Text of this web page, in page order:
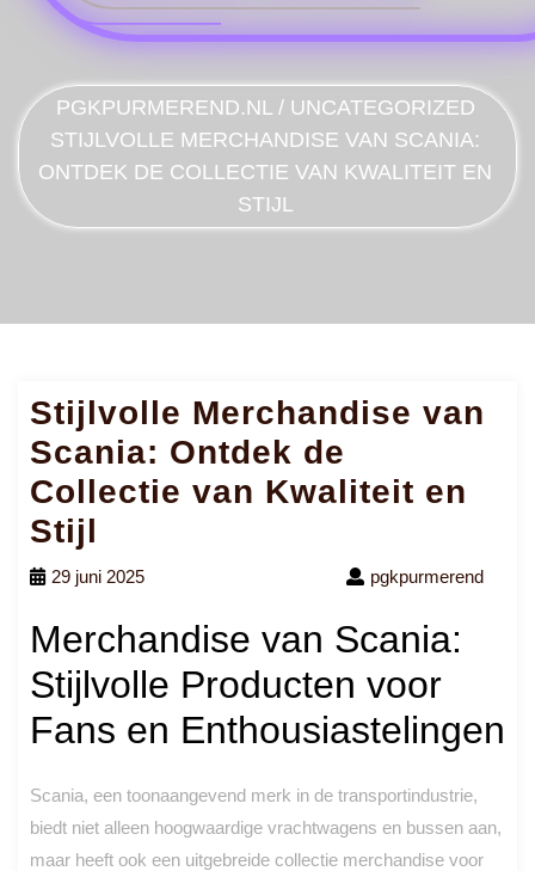
PGKPURMEREND.NL / UNCATEGORIZED
STIJLVOLLE MERCHANDISE VAN SCANIA:
ONTDEK DE COLLECTIE VAN KWALITEIT EN
STIJL
Stijlvolle Merchandise van
Scania: Ontdek de
Collectie van Kwaliteit en
Stijl
29 juni 2025 pgkpurmerend
Merchandise van Scania:
Stijlvolle Producten voor
Fans en Enthousiastelingen
Scania, een toonaangevend merk in de transportindustrie,
biedt niet alleen hoogwaardige vrachtwagens en bussen aan,
maar heeft ook een uitgebreide collectie merchandise voor